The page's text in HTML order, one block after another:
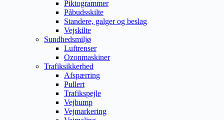
Piktogrammer
Påbudsskilte
Standere, galger og beslag
Vejskilte
Sundhedsmiljø
Luftrenser
Ozonmaskiner
Trafiksikkerhed
Afspærring
Pullert
Trafikspejle
Vejbump
Vejmarkering